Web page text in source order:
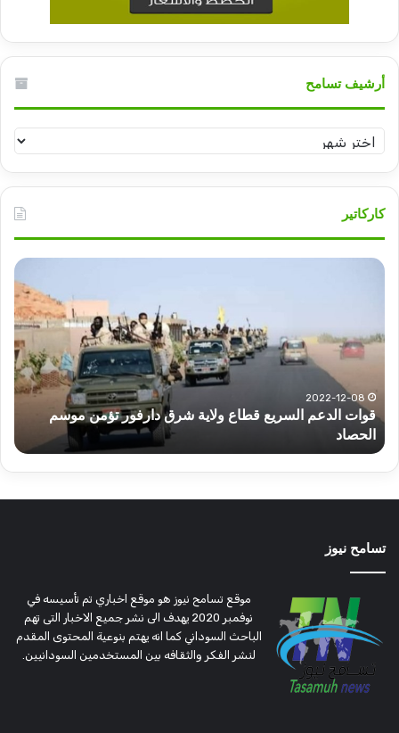
أرشيف تسامح
أرشيف
تسامح
كاركاتير
قوات
ولاية
شرق
تؤمن
موسم
الحصاد
2022-12-08
قوات الدعم السريع قطاع ولاية شرق دارفور تؤمن موسم
الحصاد
تسامح نيوز
موقع تسامح نيوز هو موقع اخباري تم تأسيسه في
نوفمبر 2020 يهدف الى نشر جميع الاخبار التى تهم
الباحث السوداني كما انه يهتم بنوعية المحتوى المقدم
لنشر الفكر والثقافه بين المستخدمين السودانيين.